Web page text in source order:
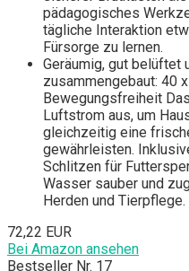
pädagogisches
tägliche Interaktion
Fürsorge zu lernen.
Geräumig, gut belüftet
zusammengebaut: 40
Bewegungsfreiheit
Luftstrom aus, um
gleichzeitig eine
gewährleisten.
Schlitzen für
Wasser sauber und
Herden und Tierpflege.
72,22 EUR
Bei Amazon ansehen
Bestseller Nr. 17